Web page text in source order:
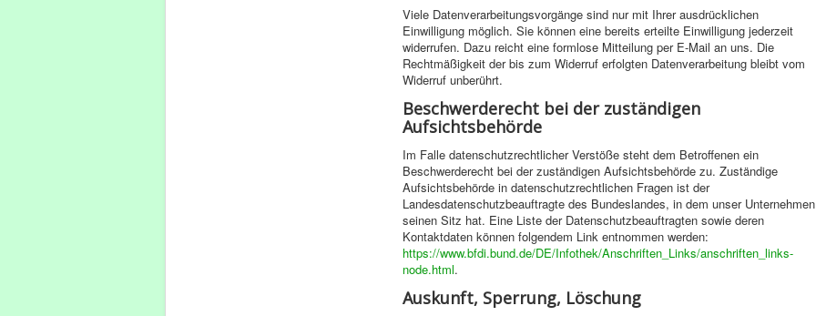
Viele Datenverarbeitungsvorgänge sind nur mit Ihrer ausdrücklichen
Einwilligung möglich. Sie können eine bereits erteilte Einwilligung jederzeit
widerrufen. Dazu reicht eine formlose Mitteilung per E-Mail an uns. Die
Rechtmäßigkeit der bis zum Widerruf erfolgten Datenverarbeitung bleibt vom
Widerruf unberührt.
Beschwerderecht bei der zuständigen
Aufsichtsbehörde
Im Falle datenschutzrechtlicher Verstöße steht dem Betroffenen ein
Beschwerderecht bei der zuständigen Aufsichtsbehörde zu. Zuständige
Aufsichtsbehörde in datenschutzrechtlichen Fragen ist der
Landesdatenschutzbeauftragte des Bundeslandes, in dem unser Unternehmen
seinen Sitz hat. Eine Liste der Datenschutzbeauftragten sowie deren
Kontaktdaten können folgendem Link entnommen werden:
https://www.bfdi.bund.de/DE/Infothek/Anschriften_Links/anschriften_links-
node.html.
Auskunft, Sperrung, Löschung